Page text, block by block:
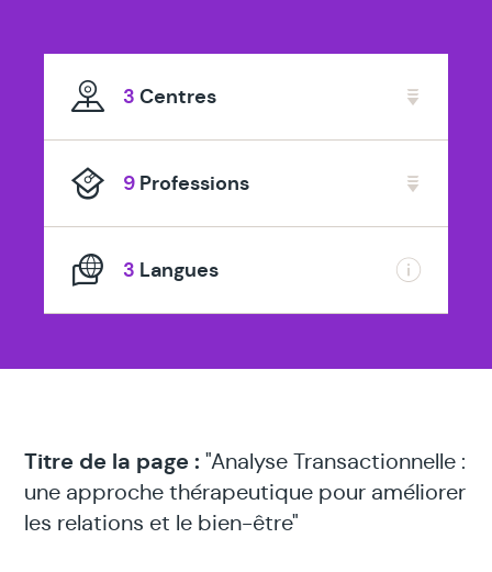
spécialisé
en
3 Centres
9 Professions
3 Langues
Titre de la page : "Analyse Transactionnelle :
une approche thérapeutique pour améliorer
les relations et le bien-être"